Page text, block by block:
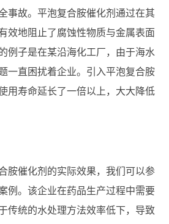
事故。平泡复合胺催化剂通过在其
效地阻止了腐蚀性物质与金属表面
例子是在某沿海化工厂，由于海水
一直困扰着企业。引入平泡复合胺
用寿命延长了一倍以上，大大降低
胺催化剂的实际效果，我们可以参
例。该企业在药品生产过程中需要
传统的水处理方法效率低下，导致